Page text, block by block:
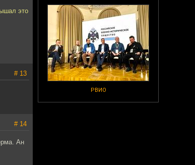
РВИО
это
# 13
# 14
Ан